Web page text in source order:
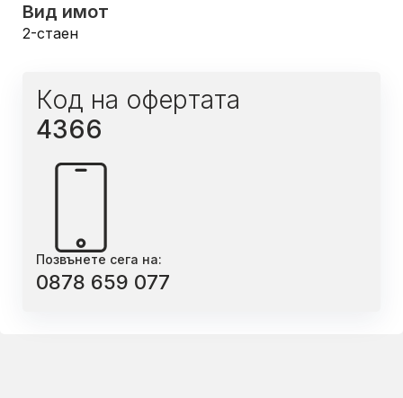
Вид имот
2-стаен
Код на офертата
4366
Позвънете сега на:
0878 659 077